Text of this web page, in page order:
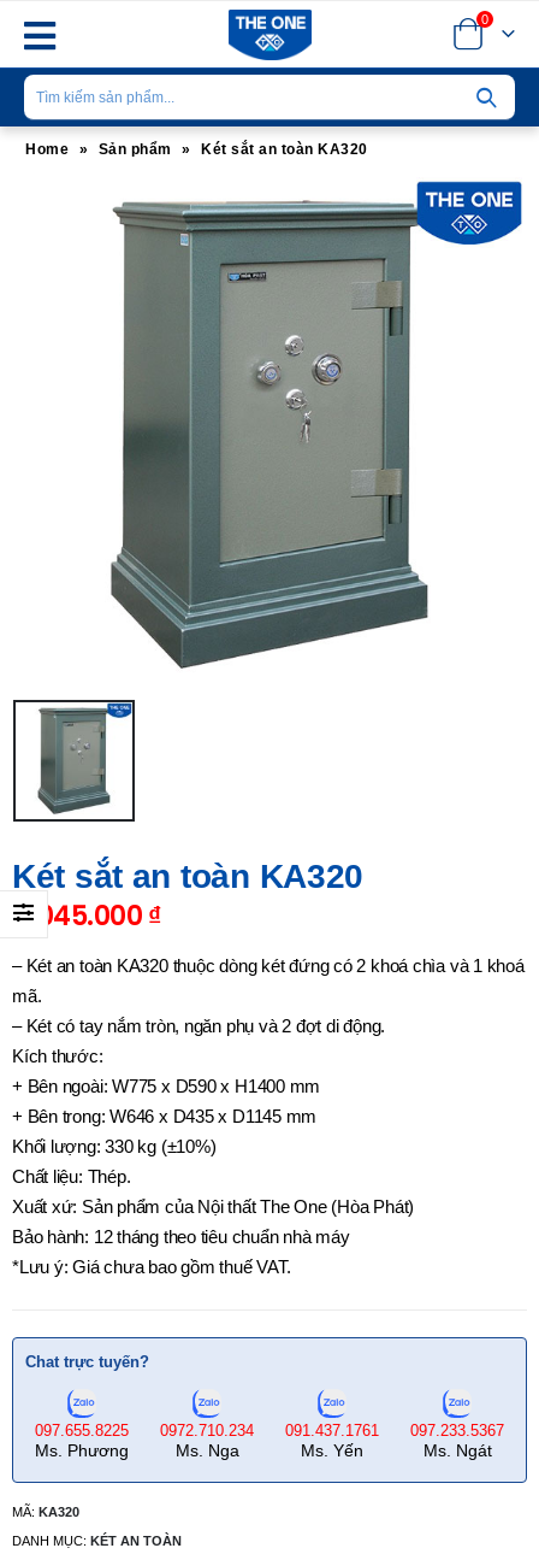
0
Home » Sản phẩm » Két sắt an toàn KA320
Két sắt an toàn KA320
11.045.000₫
– Két an toàn KA320 thuộc dòng két đứng có 2 khoá chìa và 1 khoá
mã.
– Két có tay nắm tròn, ngăn phụ và 2 đợt di động.
Kích thước:
+ Bên ngoài: W775 x D590 x H1400 mm
+ Bên trong: W646 x D435 x D1145 mm
Khối lượng: 330 kg (±10%)
Chất liệu: Thép.
Xuất xứ: Sản phẩm của Nội thất The One (Hòa Phát)
Bảo hành: 12 tháng theo tiêu chuẩn nhà máy
*Lưu ý: Giá chưa bao gồm thuế VAT.
Chat trực tuyến?
097.655.8225
Ms. Phương
0972.710.234
Ms. Nga
091.437.1761
Ms. Yến
097.233.5367
Ms. Ngát
MÃ: KA320
DANH MỤC: KÉT AN TOÀN